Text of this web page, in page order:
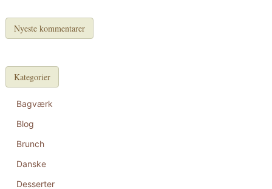
Nyeste kommentarer
Kategorier
Bagværk
Blog
Brunch
Danske
Desserter